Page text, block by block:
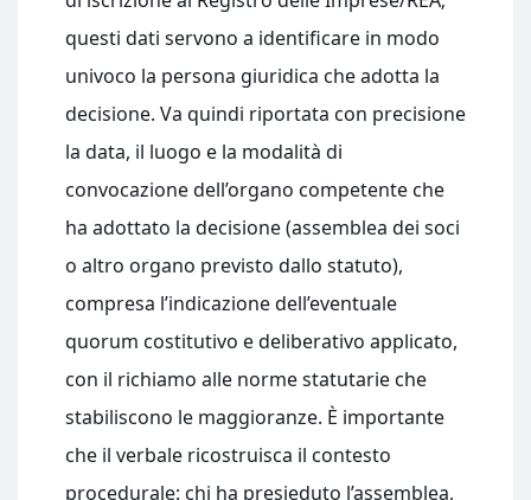
questi dati servono a identificare in modo
univoco la persona giuridica che adotta la
decisione. Va quindi riportata con precisione
la data, il luogo e la modalità di
convocazione dell’organo competente che
ha adottato la decisione (assemblea dei soci
o altro organo previsto dallo statuto),
compresa l’indicazione dell’eventuale
quorum costitutivo e deliberativo applicato,
con il richiamo alle norme statutarie che
stabiliscono le maggioranze. È importante
che il verbale ricostruisca il contesto
procedurale: chi ha presieduto l’assemblea,